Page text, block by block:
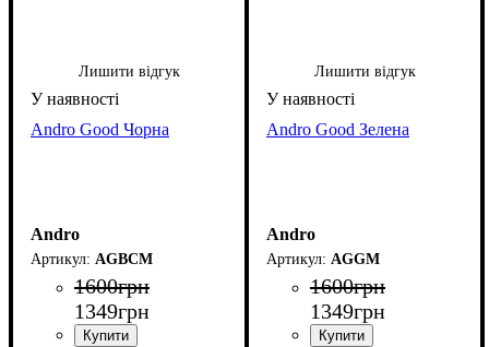
Лишити відгук
Andro Good Чорна
Andro
AGBCM
1600грн
1349грн
Лишити відгук
Andro Good Зелена
Andro
AGGM
1600грн
1349грн